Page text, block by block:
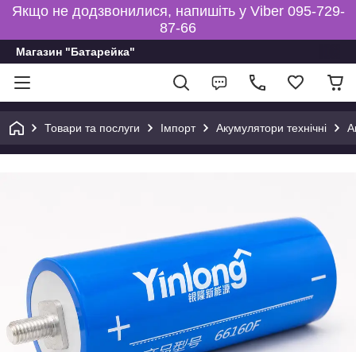
Якщо не додзвонилися, напишіть у Viber 095-729-
87-66
Магазин "Батарейка"
Товари та послуги Імпорт Акумулятори технічні